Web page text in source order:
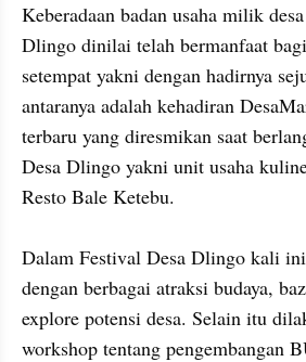
Keberadaan badan usaha milik
Dlingo dinilai telah bermanfaat
setempat yakni dengan hadirnya
antaranya adalah kehadiran
terbaru yang diresmikan saat
Desa Dlingo yakni unit usaha
Resto Bale Ketebu.
Dalam Festival Desa Dlingo kali
dengan berbagai atraksi budaya,
explore potensi desa. Selain itu
workshop tentang pengembangan